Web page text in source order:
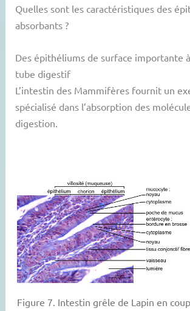
Quelles sont les caractéristiques des
absorbants ?
Des épithéliums de surface importante
tube digestif
L’intestin des Mammifères fournit un
spécialisé dans l’absorption des
digestion.
Figure 7. Intestin grêle de Lapin en